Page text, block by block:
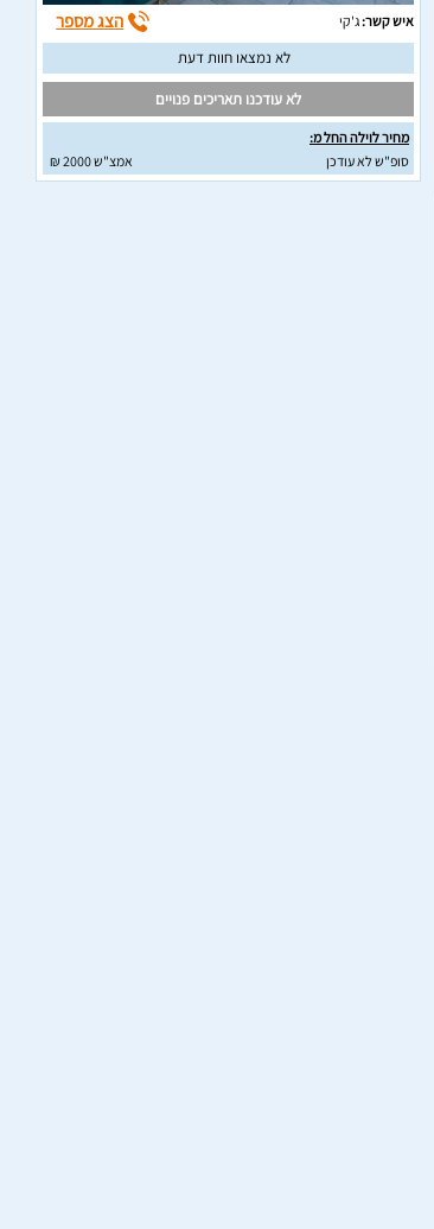
איש קשר:ג'קי הצג מספר
לא נמצאו חוות דעת
לא עודכנו תאריכים פנויים
מחיר לוילה החל מ:
סופ"ש לא עודכן
אמצ"ש 2000 ₪